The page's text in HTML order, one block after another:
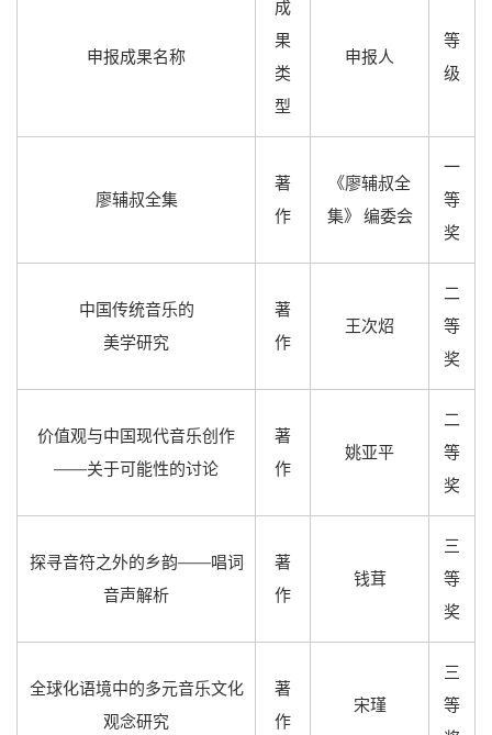
申报成果名称
成
果
类
型
申报人
等
级
廖辅叔全集
著
作
《廖辅叔全
集》 编委会
一
等
奖
中国传统音乐的
美学研究
著
作
王次炤
二
等
奖
价值观与中国现代音乐创作
——关于可能性的讨论
著
作
姚亚平
二
等
奖
探寻音符之外的乡韵——唱词
音声解析
著
作
钱茸
三
等
奖
全球化语境中的多元音乐文化
观念研究
著
作
宋瑾
三
等